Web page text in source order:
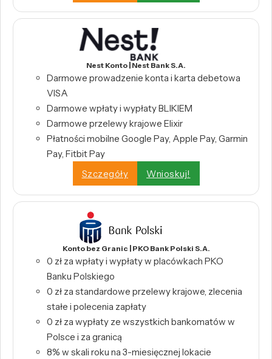
Nest Konto | Nest Bank S.A.
Darmowe prowadzenie konta i karta debetowa
VISA
Darmowe wpłaty i wypłaty BLIKIEM
Darmowe przelewy krajowe Elixir
Płatności mobilne Google Pay, Apple Pay, Garmin
Pay, Fitbit Pay
Szczegóły
Wnioskuj!
Konto bez Granic | PKO Bank Polski S.A.
0 zł za wpłaty i wypłaty w placówkach PKO
Banku Polskiego
0 zł za standardowe przelewy krajowe, zlecenia
stałe i polecenia zapłaty
0 zł za wypłaty ze wszystkich bankomatów w
Polsce i za granicą
8% w skali roku na 3-miesięcznej lokacie